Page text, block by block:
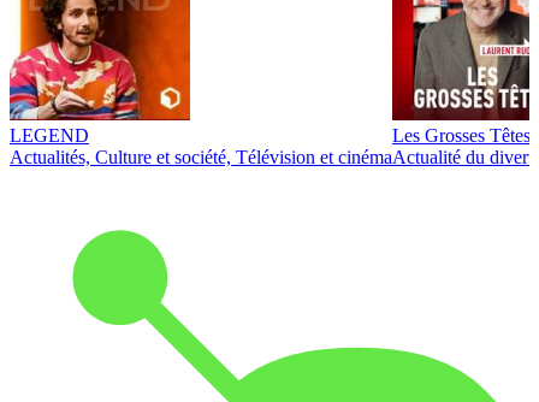
LEGEND
Actualités, Culture et société, Télévision et cinéma
Les Grosses Têtes
Actualité du